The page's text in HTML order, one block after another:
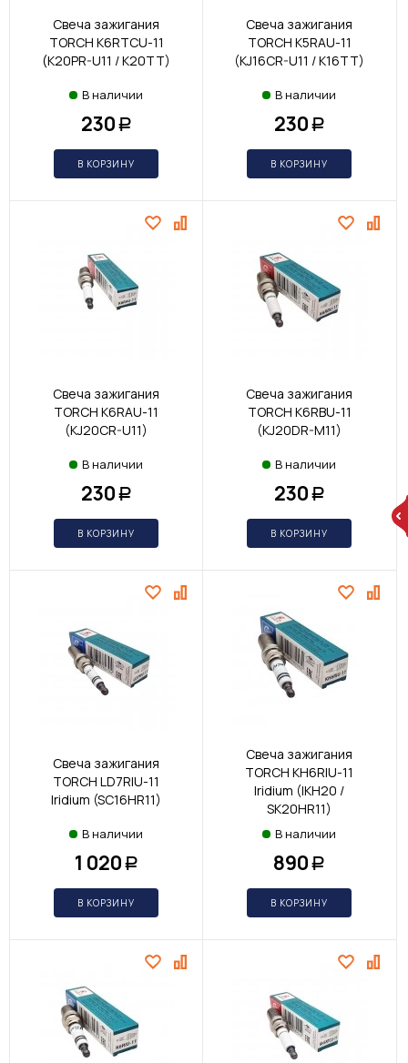
Свеча зажигания
TORCH K6RTCU-11
(K20PR-U11 / K20TT)
В наличии
230 Р
В КОРЗИНУ
Свеча зажигания
TORCH K5RAU-11
(KJ16CR-U11 / K16TT)
В наличии
230 Р
В КОРЗИНУ
Свеча зажигания
TORCH K6RAU-11
(KJ20CR-U11)
В наличии
230 Р
В КОРЗИНУ
Свеча зажигания
TORCH K6RBU-11
(KJ20DR-M11)
В наличии
230 Р
В КОРЗИНУ
Свеча зажигания
TORCH LD7RIU-11
Iridium (SC16HR11)
В наличии
1 020 Р
В КОРЗИНУ
Свеча зажигания
TORCH KH6RIU-11
Iridium (IKH20 /
SK20HR11)
В наличии
890 Р
В КОРЗИНУ